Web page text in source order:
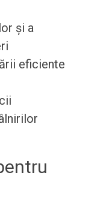
și a
eficiente